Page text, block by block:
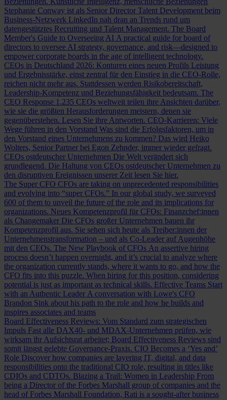
Stephanie Conway ist als Senior Director Talent Development beim
Business-Netzwerk LinkedIn nah dran an Trends rund um
datengestütztes Recruiting und Talent Management. The Board
Member's Guide to Overseeing AI A practical guide for board of
directors to oversee AI strategy, governance, and risk—designed to
empower corporate boards in the age of intelligent technology.
CEOs in Deutschland 2026: Konturen eines neuen Profils Leistung
und Ergebnisstärke, einst zentral für den Einstieg in die CEO-Rolle,
reichen nicht mehr aus. Stattdessen werden Risikobereitschaft,
Leadership-Kompetenz und Beziehungsfähigkeit bedeutsam. The
CEO Response 1.235 CEOs weltweit teilen ihre Ansichten darüber,
wie sie die größten Herausforderungen meistern, denen sie
gegenüberstehen. Lesen Sie ihre Antworten. CEO-Karrieren: Viele
Wege führen in den Vorstand Was sind die Erfolgsfaktoren, um in
den Vorstand eines Unternehmens zu kommen? Das wird Heiko
Wolters, Senior Partner bei Egon Zehnder, immer wieder gefragt.
CEOs ostdeutscher Unternehmen Die Welt verändert sich
grundlegend. Die Haltung von CEOs ostdeutscher Unternehmen zu
den disruptiven Ereignissen unserer Zeit lesen Sie hier.
The Super CFO CFOs are taking on unprecedented responsibilities
and evolving into “super CFOs.” In our global study, we surveyed
600 of them to unveil the future of the role and its implications for
organizations. Neues Kompetenzprofil für CFOs: Finanzchef:innen
als Changemaker Die CFOs großer Unternehmen bauen ihr
Kompetenzprofil aus. Sie sehen sich heute als Treiber:innen der
Unternehmenstransformation – und als Co-Leader auf Augenhöhe
mit den CEOs. The New Playbook of CFOs An assertive hiring
process doesn’t happen overnight, and it’s crucial to analyze where
the organization currently stands, where it wants to go, and how the
CFO fits into this puzzle. When hiring for this position, considering
potential is just as important as technical skills. Effective Teams Start
with an Authentic Leader A conversation with Lowe's CFO
Brandon Sink about his path to the role and how he builds and
inspires associates and teams
Board Effectiveness Reviews: Vom Standard zum strategischen
Impuls Fast alle DAX40- und MDAX-Unternehmen prüfen, wie
wirksam ihr Aufsichtsrat arbeitet; Board Effectiveness Reviews sind
somit längst gelebte Governance-Praxis. CIO Becomes a ‘Yes and’
Role Discover how companies are layering IT, digital, and data
responsibilities onto the traditional CIO role, resulting in titles like
CDIOs and CDTOs. Blazing a Trail: Women in Leadership From
being a Director of the Forbes Marshall group of companies and the
head of Forbes Marshall Foundation, Rati is a sought-after business